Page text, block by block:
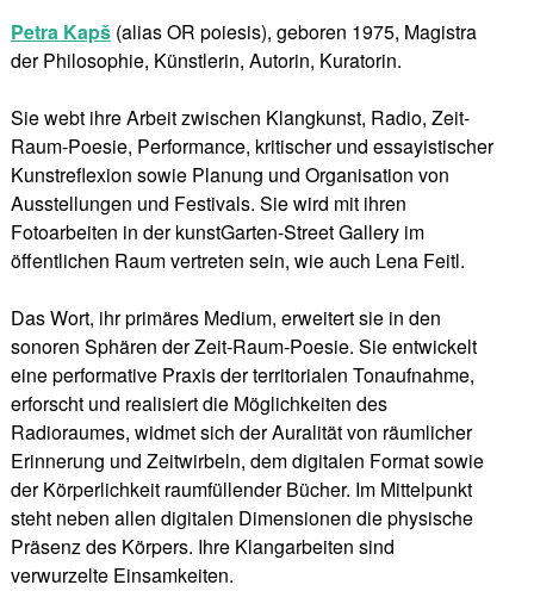
Petra Kapš (alias OR poiesis), geboren 1975, Magistra
der Philosophie, Künstlerin, Autorin, Kuratorin.
Sie webt ihre Arbeit zwischen Klangkunst, Radio, Zeit-
Raum-Poesie, Performance, kritischer und essayistischer
Kunstreflexion sowie Planung und Organisation von
Ausstellungen und Festivals. Sie wird mit ihren
Fotoarbeiten in der kunstGarten-Street Gallery im
öffentlichen Raum vertreten sein, wie auch Lena Feitl.
Das Wort, ihr primäres Medium, erweitert sie in den
sonoren Sphären der Zeit-Raum-Poesie. Sie entwickelt
eine performative Praxis der territorialen Tonaufnahme,
erforscht und realisiert die Möglichkeiten des
Radioraumes, widmet sich der Auralität von räumlicher
Erinnerung und Zeitwirbeln, dem digitalen Format sowie
der Körperlichkeit raumfüllender Bücher. Im Mittelpunkt
steht neben allen digitalen Dimensionen die physische
Präsenz des Körpers. Ihre Klangarbeiten sind
verwurzelte Einsamkeiten.